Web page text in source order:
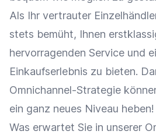
Als Ihr vertrauter
stets bemüht, Ihnen
hervorragenden Service und
Einkaufserlebnis zu bieten.
Omnichannel-Strategie
ein ganz neues Niveau heben!
Was erwartet Sie in unserer